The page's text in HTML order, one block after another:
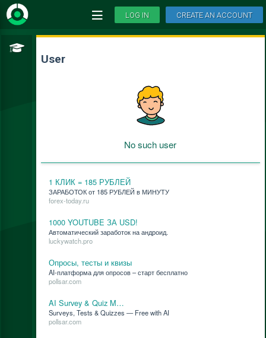
LOG IN CREATE AN ACCOUNT
User
No such user
1 КЛИК = 185 РУБЛЕЙ
ЗАРАБОТОК от 185 РУБЛЕЙ в МИНУТУ
forex-today.ru
1000 YOUTUBE ЗА USD!
Ав­то­ма­ти­че­ский за­ра­бо­ток на ан­дро­ид.
luckywatch.pro
Опросы, тесты и квизы
AI-плат­фор­ма для опро­сов – старт бес­плат­но
pollsar.com
AI Survey & Quiz M…
Surveys, Tests & Quizzes — Free with AI
pollsar.com